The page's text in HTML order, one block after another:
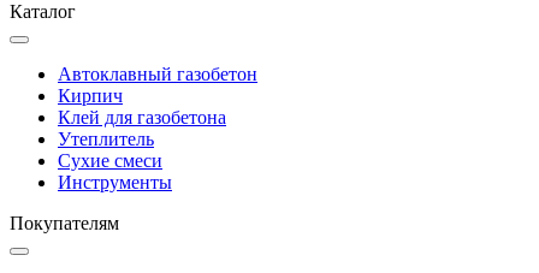
Каталог
Автоклавный газобетон
Кирпич
Клей для газобетона
Утеплитель
Сухие смеси
Инструменты
Покупателям